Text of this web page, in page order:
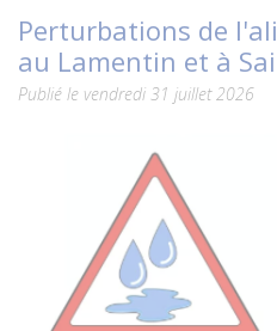
Perturbations de
au Lamentin et à
Publié le vendredi 31 juillet 2026